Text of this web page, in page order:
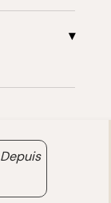
Depuis